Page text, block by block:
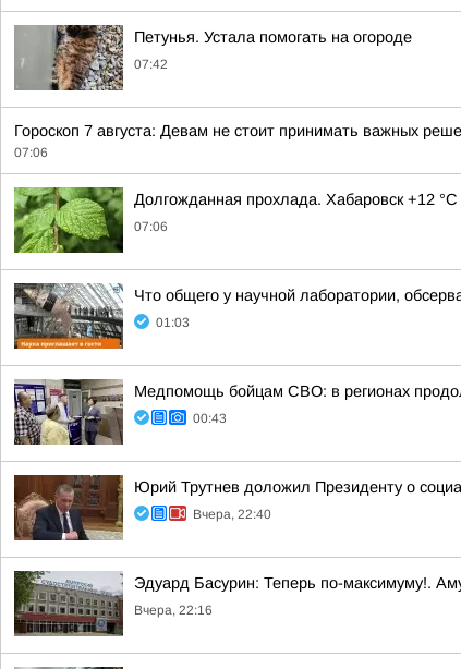
Петунья. Устала помогать на огороде
07:42
Гороскоп 7 августа: Девам не стоит принимать важных
07:06
Долгожданная прохлада. Хабаровск +12
07:06
Что общего у научной лаборатории,
01:03
Медпомощь бойцам СВО: в регионах
00:43
Юрий Трутнев доложил Президенту о
Вчера, 22:40
Эдуард Басурин: Теперь по-максимуму!.
Вчера, 22:16